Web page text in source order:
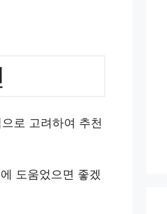
로 고려하여 추천
도움었으면 좋겠